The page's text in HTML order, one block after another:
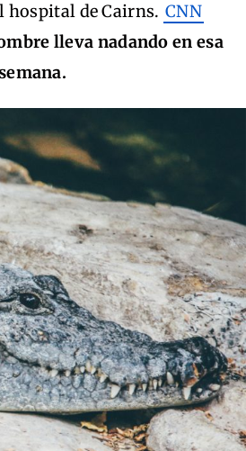
hospital de Cairns. CNN
lleva nadando en esa